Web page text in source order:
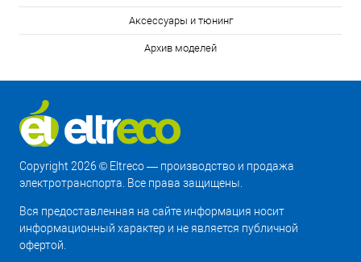
Аксессуары и тюнинг
Архив моделей
Copyright 2026 © Eltreco — производство и продажа
электротранспорта. Все права защищены.
Вся предоставленная на сайте информация носит
информационный характер и не является публичной
офертой.